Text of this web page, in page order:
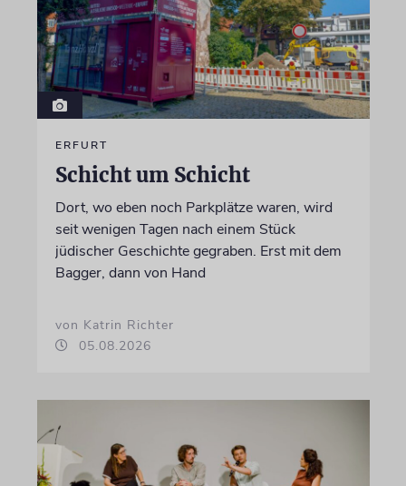
ERFURT
Schicht um Schicht
Dort, wo eben noch Parkplätze waren, wird
seit wenigen Tagen nach einem Stück
jüdischer Geschichte gegraben. Erst mit dem
Bagger, dann von Hand
von Katrin Richter
05.08.2026